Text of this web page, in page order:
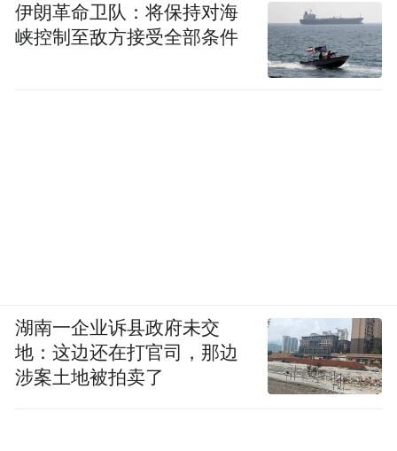
伊朗革命卫队：将保持对海
峡控制至敌方接受全部条件
湖南一企业诉县政府未交
地：这边还在打官司，那边
涉案土地被拍卖了